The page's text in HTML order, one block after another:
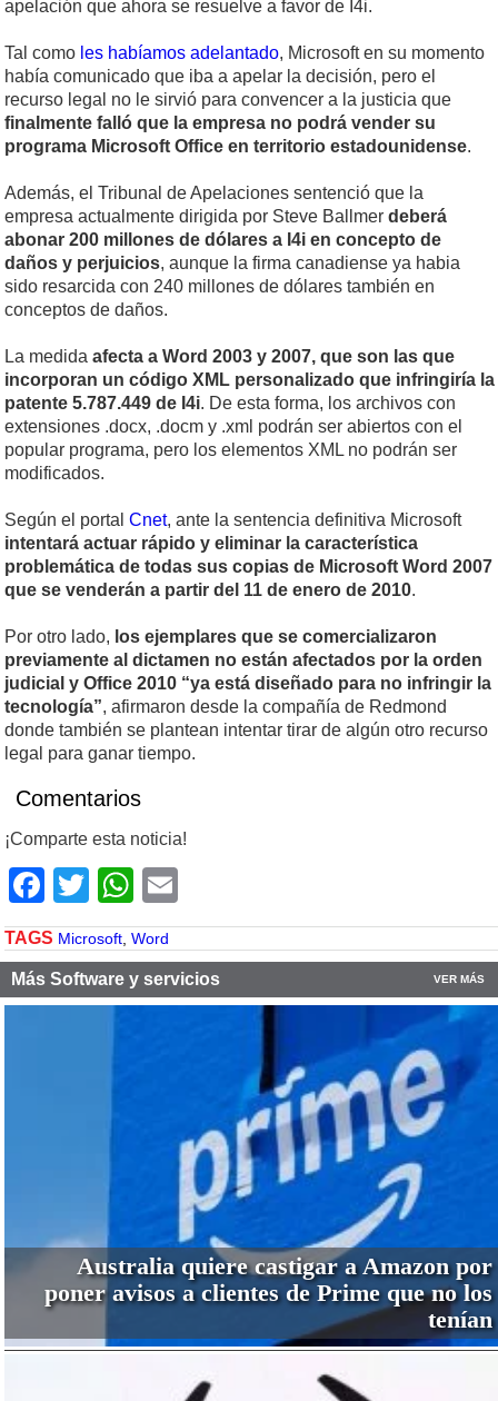
apelación que ahora se resuelve a favor de I4i.
Tal como les habíamos adelantado, Microsoft en su momento
había comunicado que iba a apelar la decisión, pero el
recurso legal no le sirvió para convencer a la justicia que
finalmente falló que la empresa no podrá vender su
programa Microsoft Office en territorio estadounidense.
Además, el Tribunal de Apelaciones sentenció que la
empresa actualmente dirigida por Steve Ballmer deberá
abonar 200 millones de dólares a I4i en concepto de
daños y perjuicios, aunque la firma canadiense ya habia
sido resarcida con 240 millones de dólares también en
conceptos de daños.
La medida afecta a Word 2003 y 2007, que son las que
incorporan un código XML personalizado que infringiría la
patente 5.787.449 de I4i. De esta forma, los archivos con
extensiones .docx, .docm y .xml podrán ser abiertos con el
popular programa, pero los elementos XML no podrán ser
modificados.
Según el portal Cnet, ante la sentencia definitiva Microsoft
intentará actuar rápido y eliminar la característica
problemática de todas sus copias de Microsoft Word 2007
que se venderán a partir del 11 de enero de 2010.
Por otro lado, los ejemplares que se comercializaron
previamente al dictamen no están afectados por la orden
judicial y Office 2010 “ya está diseñado para no infringir la
tecnología”, afirmaron desde la compañía de Redmond
donde también se plantean intentar tirar de algún otro recurso
legal para ganar tiempo.
Comentarios
¡Comparte esta noticia!
Facebook
TwitterWhatsApp
TAGS Microsoft Word
Más Software y servicios VER MÁS
Australia quiere castigar a Amazon por
poner avisos a clientes de Prime que no los
tenían